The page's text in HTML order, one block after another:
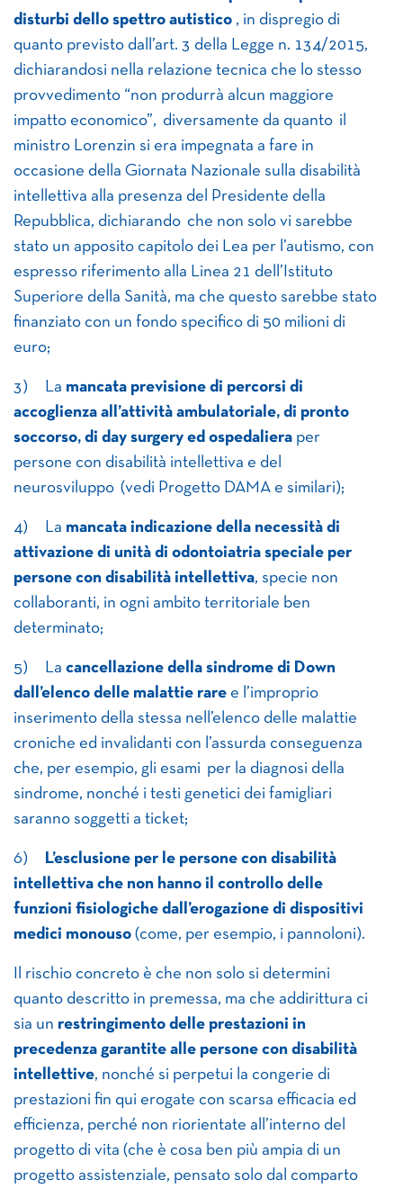
disturbi dello spettro autistico , in dispregio di
quanto previsto dall’art. 3 della Legge n. 134/2015,
dichiarandosi nella relazione tecnica che lo stesso
provvedimento “non produrrà alcun maggiore
impatto economico”, diversamente da quanto il
ministro Lorenzin si era impegnata a fare in
occasione della Giornata Nazionale sulla disabilità
intellettiva alla presenza del Presidente della
Repubblica, dichiarando che non solo vi sarebbe
stato un apposito capitolo dei Lea per l’autismo, con
espresso riferimento alla Linea 21 dell’Istituto
Superiore della Sanità, ma che questo sarebbe stato
finanziato con un fondo specifico di 50 milioni di
euro;
3) La mancata previsione di percorsi di
accoglienza all’attività ambulatoriale, di pronto
soccorso, di day surgery ed ospedaliera per
persone con disabilità intellettiva e del
neurosviluppo (vedi Progetto DAMA e similari);
4) La mancata indicazione della necessità di
attivazione di unità di odontoiatria speciale per
persone con disabilità intellettiva, specie non
collaboranti, in ogni ambito territoriale ben
determinato;
5) La cancellazione della sindrome di Down
dall’elenco delle malattie rare e l’improprio
inserimento della stessa nell’elenco delle malattie
croniche ed invalidanti con l’assurda conseguenza
che, per esempio, gli esami per la diagnosi della
sindrome, nonché i testi genetici dei famigliari
saranno soggetti a ticket;
6)
L’esclusione per le persone con disabilità
intellettiva che non hanno il controllo delle
funzioni fisiologiche dall’erogazione di dispositivi
medici monouso (come, per esempio, i pannoloni).
Il rischio concreto è che non solo si determini
quanto descritto in premessa, ma che addirittura ci
sia un restringimento delle prestazioni in
precedenza garantite alle persone con disabilità
intellettive, nonché si perpetui la congerie di
prestazioni fin qui erogate con scarsa efficacia ed
efficienza, perché non riorientate all’interno del
progetto di vita (che è cosa ben più ampia di un
progetto assistenziale, pensato solo dal comparto